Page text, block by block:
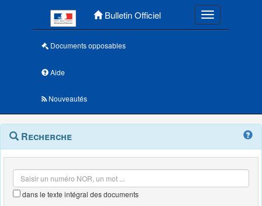
Bulletin Officiel Toggle
Documents opposables
Aide
Nouveautés
Navigation
outils
Menu
contextuel
Recherche
dans le texte intégral des documents